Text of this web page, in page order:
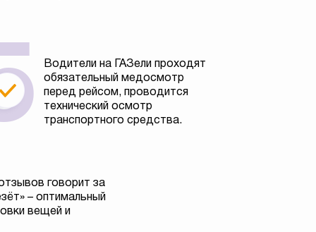
Водители на ГАЗели проходят
обязательный медосмотр
перед рейсом, проводится
технический осмотр
транспортного средства.
говорит за
– оптимальный
вещей и